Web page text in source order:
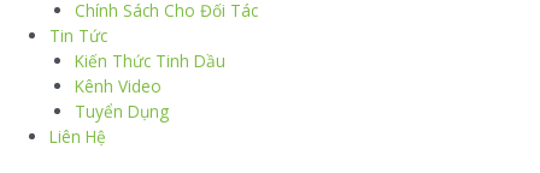
Chính Sách Cho Đối Tác
Tin Tức
Kiến Thức Tinh Dầu
Kênh Video
Tuyển Dụng
Liên Hệ